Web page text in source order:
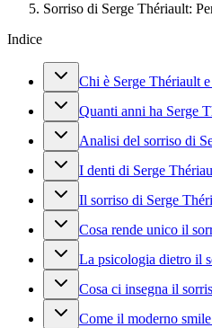
Sorriso di Serge Thériault:
Indice
Chi è Serge Thériault
Quanti anni ha Serge
Analisi del sorriso di
I denti di Serge
Il sorriso di Serge
Cosa rende unico il
La psicologia dietro il
Cosa ci insegna il
Come il moderno